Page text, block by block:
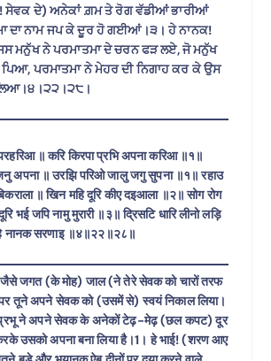
ਸੇਵਕ ਦੇ) ਅਨੇਕਾਂ ਗ਼ਮ ਤੇ ਰੋਗ ਵੱਡੀਆਂ ਭਾਰੀਆਂ
ਦਾ ਨਾਮ ਜਪ ਕੇ ਦੂਰ ਹੋ ਗਈਆਂ।੩। ਹੇ ਨਾਨਕ!
ਮਨੁੱਖ ਨੇ ਪਰਮਾਤਮਾ ਦੇ ਚਰਨ ਫੜ ਲਏ, ਜੋ ਮਨੁੱਖ
ਪਰਮਾਤਮਾ ਨੇ ਮੇਹਰ ਦੀ ਨਿਗਾਹ ਕਰ ਕੇ ਉਸ
॥ करि किरपा प्रभि अपना करिआ ॥१॥
अपना ॥ उरझि परिओ जालु जगु सुपना ॥१॥ रहाउ
॥ खिन महि दूरि कीए दइआला ॥२॥ सोग रोग
भई जपि नामु मुरारी ॥३॥ द्रिसटि धारि लीनो लड़ि
नानक सरणाइ ॥४॥२२॥२८॥
जगत (के मोह) जाल (ने तेरे सेवक को चारों तरफ
तूने अपने सेवक को (उसमें से) स्वयं निकाल लिया।
प्रभू ने अपने सेवक के अनेकों टेढ़-मेढ़ (छल कपट) दूर
उसको अपना बना लिया है।1। हे भाई! (शरण आए